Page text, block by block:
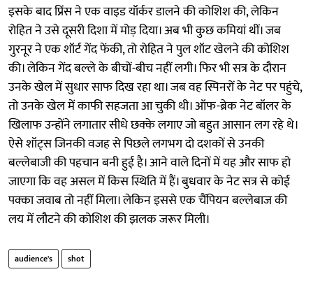
इसके बाद प्रिंस ने एक वाइड यॉर्कर डालने की कोशिश की, लेकिन
रोहित ने उसे दूसरी दिशा में मोड़ दिया। अब भी कुछ कमियां थीं। जब
गुरनूर ने एक शॉर्ट गेंद फेंकी, तो रोहित ने पुल शॉट खेलने की कोशिश
की। लेकिन गेंद बल्ले के बीचों-बीच नहीं लगी। फिर भी सत्र के दौरान
उनके खेल में सुधार साफ दिख रहा था। जब वह स्पिनरों के नेट पर पहुंचे,
तो उनके खेल में काफी सहजता आ चुकी थी। ऑफ-ब्रेक नेट बॉलर के
खिलाफ उन्होंने लगातार सीधे छक्के लगाए जो बहुत आसान लग रहे थे।
ऐसे शॉट्स जिनकी वजह से पिछले लगभग दो दशकों से उनकी
बल्लेबाजी की पहचान बनी हुई है। आने वाले दिनों में यह और साफ हो
जाएगा कि वह असल में किस स्थिति में हैं। बुधवार के नेट सत्र से कोई
पक्का जवाब तो नहीं मिला। लेकिन इससे एक चैंपियन बल्लेबाज की
लय में लौटने की कोशिश की झलक जरूर मिली।
audience's shot